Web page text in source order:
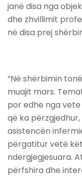
janë disa nga
dhe zhvillimit
në disa prej
“Në shërbimin
muajit mars.
por edhe nga
që ka
asistencën
përgatitur vetë
ndërgjegjesuara.
përfshira dhe